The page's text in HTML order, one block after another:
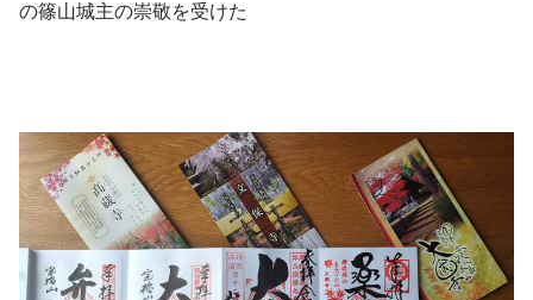
の篠山城主の崇敬を受けた